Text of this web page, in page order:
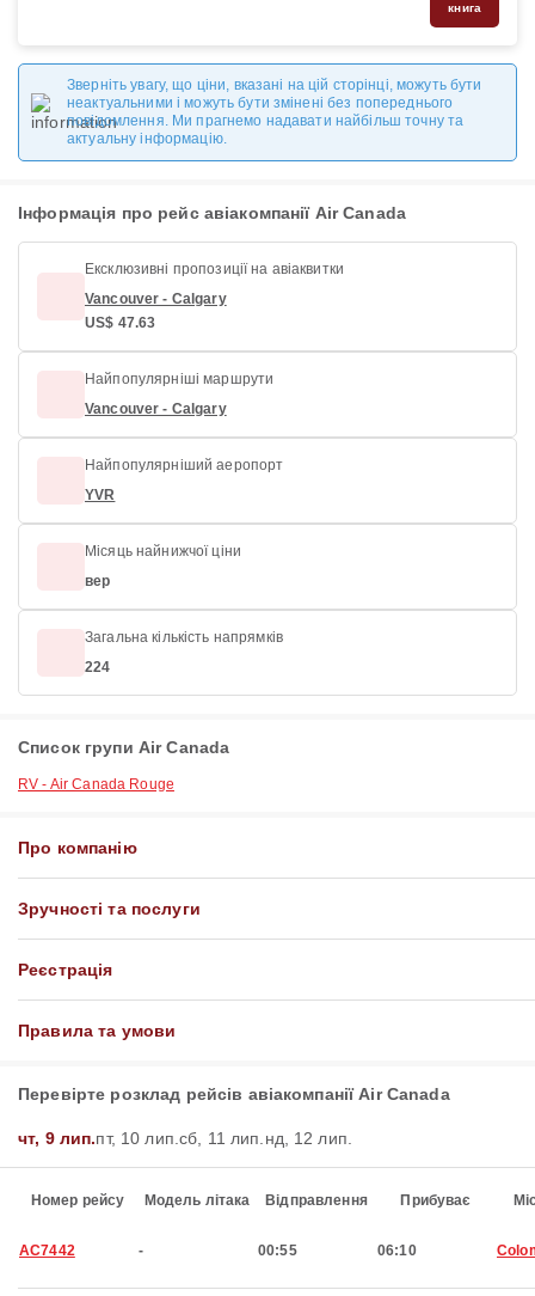
книга
Зверніть увагу, що ціни, вказані на цій сторінці, можуть бути
неактуальними і можуть бути змінені без попереднього
повідомлення. Ми прагнемо надавати найбільш точну та
актуальну інформацію.
Інформація про рейс авіакомпанії Air Canada
Ексклюзивні пропозиції на авіаквитки
Vancouver - Calgary
US$ 47.63
Найпопулярніші маршрути
Vancouver - Calgary
Найпопулярніший аеропорт
YVR
Місяць найнижчої ціни
вер
Загальна кількість напрямків
224
Список групи Air Canada
RV - Air Canada Rouge
Про компанію
Зручності та послуги
Реєстрація
Правила та умови
Перевірте розклад рейсів авіакомпанії Air Canada
чт, 9 лип.пт, 10 лип. сб, 11 лип. нд, 12 лип.
Номер рейсу Модель літака Відправлення Прибуває
AC7442 - 00:55 06:10